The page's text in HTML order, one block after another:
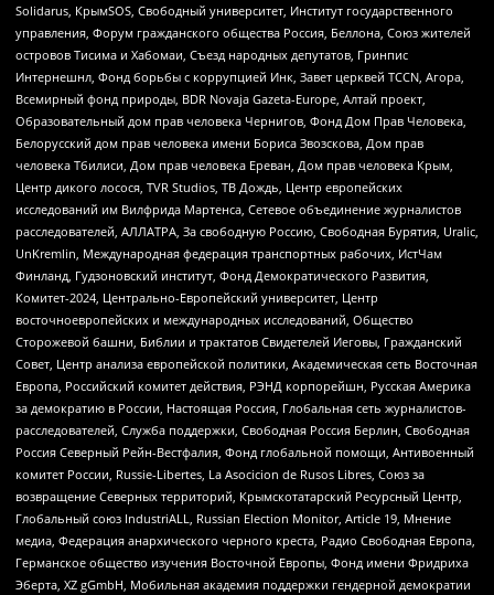
Solidarus, КрымSOS, Свободный университет, Институт государственного
управления, Форум гражданского общества Россия, Беллона, Союз жителей
островов Тисима и Хабомаи, Съезд народных депутатов, Гринпис
Интернешнл, Фонд борьбы с коррупцией Инк, Завет церквей TCCN, Агора,
Всемирный фонд природы, BDR Novaja Gazeta-Europe, Алтай проект,
Образовательный дом прав человека Чернигов, Фонд Дом Прав Человека,
Белорусский дом прав человека имени Бориса Звозскова, Дом прав
человека Тбилиси, Дом прав человека Ереван, Дом прав человека Крым,
Центр дикого лосося, TVR Studios, ТВ Дождь, Центр европейских
исследований им Вилфрида Мартенса, Сетевое объединение журналистов
расследователей, АЛЛАТРА, За свободную Россию, Свободная Бурятия, Uralic,
UnKremlin, Международная федерация транспортных рабочих, ИстЧам
Финланд, Гудзоновский институт, Фонд Демократического Развития,
Комитет-2024, Центрально-Европейский университет, Центр
восточноевропейских и международных исследований, Общество
Сторожевой башни, Библии и трактатов Свидетелей Иеговы, Гражданский
Совет, Центр анализа европейской политики, Академическая сеть Восточная
Европа, Российский комитет действия, РЭНД корпорейшн, Русская Америка
за демократию в России, Настоящая Россия, Глобальная сеть журналистов-
расследователей, Служба поддержки, Свободная Россия Берлин, Свободная
Россия Северный Рейн-Вестфалия, Фонд глобальной помощи, Антивоенный
комитет России, Russie-Libertes, La Asocicion de Rusos Libres, Союз за
возвращение Северных территорий, Крымскотатарский Ресурсный Центр,
Глобальный союз IndustriALL, Russian Election Monitor, Article 19, Мнение
медиа, Федерация анархического черного креста, Радио Свободная Европа,
Германское общество изучения Восточной Европы, Фонд имени Фридриха
Эберта, XZ gGmbH, Мобильная академия поддержки гендерной демократии